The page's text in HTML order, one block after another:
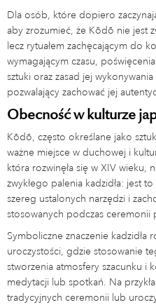
Dla osób, które dopiero
aby zrozumieć, że Kōdō nie jest
lecz rytuałem zachęcającym do
wymagającym czasu,
sztuki oraz zasad jej
pozwalający zachować jej
Obecność w kulturze
Kōdō, często określane jako
ważne miejsce w duchowej i
która rozwinęła się w XIV wieku,
zwykłego palenia kadzidła: jest
szereg ustalonych narzędzi i
stosowanych podczas ceremonii
Symboliczne znaczenie kadzidła
uroczystości, gdzie stosowanie
stworzenia atmosfery szacunku i
medytacji lub spotkań. Na
tradycyjnych ceremonii lub